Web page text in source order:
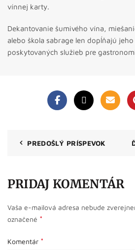
vínnej karty.
Dekantovanie šumivého vína,
alebo škola sabrage len dopĺňajú
poskytovaných služieb pre
PREDOŠLÝ PRÍSPEVOK
PRIDAJ KOMENTÁR
Vaša e-mailová adresa nebude
označené *
Komentár *